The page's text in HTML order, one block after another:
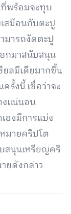
พร้อมจะทุบ
สมือนกับตะปู
มารถงัดตะปู
กมาสนับสนุน
ยลมีเดียมากขึ้น
รั้งนี้ เชื่อว่าจะ
งแน่นอน
องมีการแบ่ง
มายคริปโต
สนุนเหรียญคริ
ยดังกล่าว